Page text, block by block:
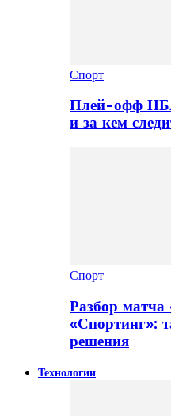
Спорт
Плей-офф
и за кем
Спорт
Разбор
«Спортинг»:
решения
Технологии